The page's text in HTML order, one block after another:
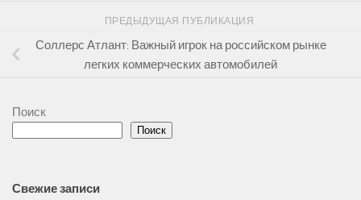
ПРЕДЫДУЩАЯ ПУБЛИКАЦИЯ
Соллерс Атлант: Важный игрок на российском рынке
легких коммерческих автомобилей
Поиск
Поиск
Свежие записи